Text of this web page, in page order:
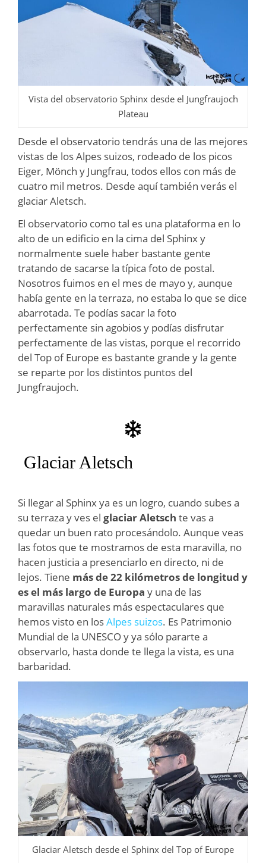
Vista del observatorio Sphinx desde el Jungfraujoch
Plateau
Desde el observatorio tendrás una de las mejores
vistas de los Alpes suizos, rodeado de los picos
Eiger, Mönch y Jungfrau, todos ellos con más de
cuatro mil metros. Desde aquí también verás el
glaciar Aletsch.
El observatorio como tal es una plataforma en lo
alto de un edificio en la cima del Sphinx y
normalmente suele haber bastante gente
tratando de sacarse la típica foto de postal.
Nosotros fuimos en el mes de mayo y, aunque
había gente en la terraza, no estaba lo que se dice
abarrotada. Te podías sacar la foto
perfectamente sin agobios y podías disfrutar
perfectamente de las vistas, porque el recorrido
del Top of Europe es bastante grande y la gente
se reparte por los distintos puntos del
Jungfraujoch.
Glaciar Aletsch
Si llegar al Sphinx ya es un logro, cuando subes a
su terraza y ves el glaciar Aletsch te vas a
quedar un buen rato procesándolo. Aunque veas
las fotos que te mostramos de esta maravilla, no
hacen justicia a presenciarlo en directo, ni de
lejos. Tiene más de 22 kilómetros de longitud y
es el más largo de Europa y una de las
maravillas naturales más espectaculares que
hemos visto en losAlpes suizos. Es Patrimonio
Mundial de la UNESCO y ya sólo pararte a
observarlo, hasta donde te llega la vista, es una
barbaridad.
Glaciar Aletsch desde el Sphinx del Top of Europe